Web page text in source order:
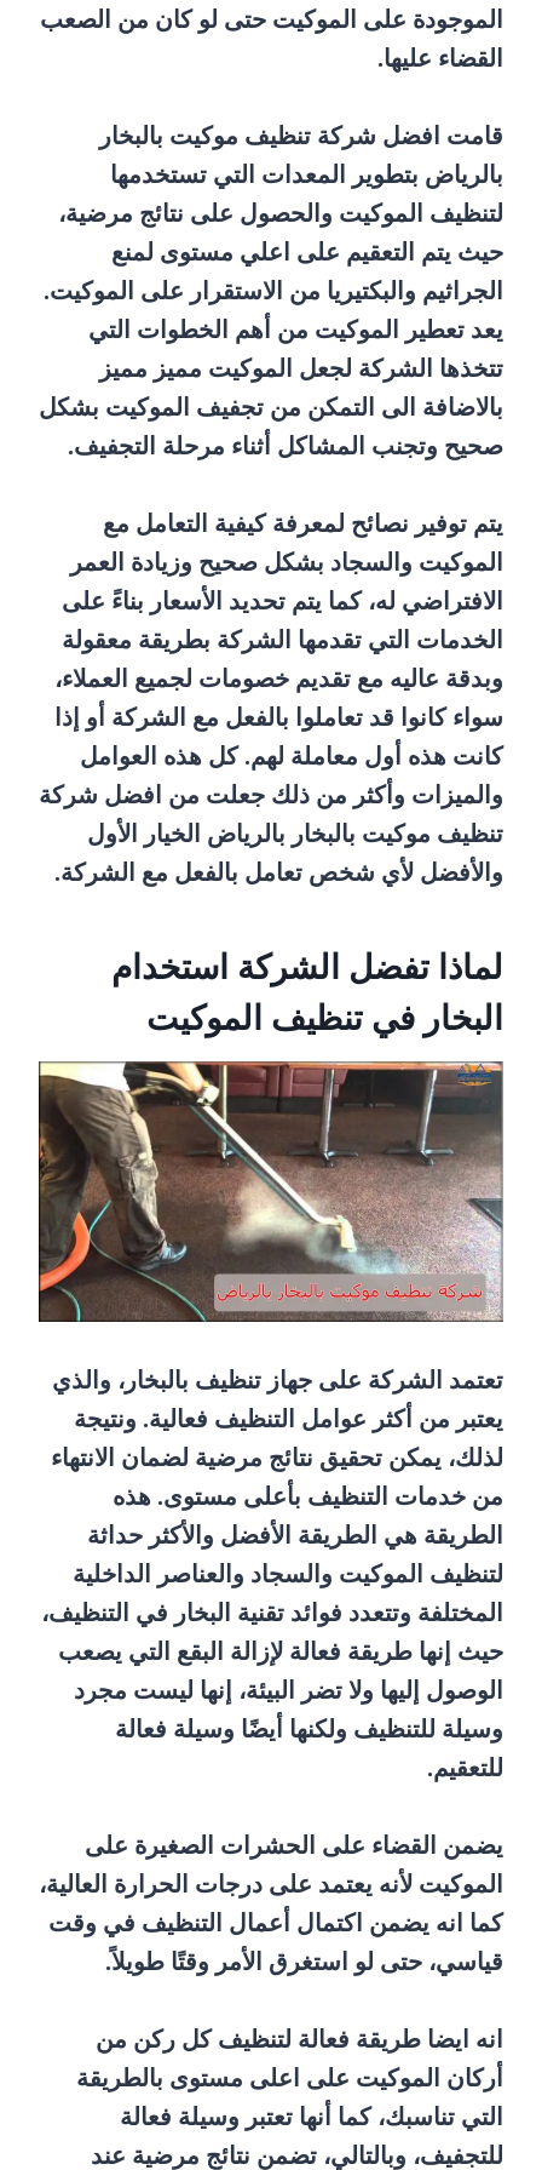
الموجودة على الموكيت حتى لو كان من الصعب
القضاء عليها.
قامت افضل شركة تنظيف موكيت بالبخار
بالرياض بتطوير المعدات التي تستخدمها
لتنظيف الموكيت والحصول على نتائج مرضية،
حيث يتم التعقيم على اعلي مستوى لمنع
الجراثيم والبكتيريا من الاستقرار على الموكيت.
يعد تعطير الموكيت من أهم الخطوات التي
تتخذها الشركة لجعل الموكيت مميز مميز
بالاضافة الى التمكن من تجفيف الموكيت بشكل
صحيح وتجنب المشاكل أثناء مرحلة التجفيف.
يتم توفير نصائح لمعرفة كيفية التعامل مع
الموكيت والسجاد بشكل صحيح وزيادة العمر
الافتراضي له، كما يتم تحديد الأسعار بناءً على
الخدمات التي تقدمها الشركة بطريقة معقولة
وبدقة عاليه مع تقديم خصومات لجميع العملاء،
سواء كانوا قد تعاملوا بالفعل مع الشركة أو إذا
كانت هذه أول معاملة لهم. كل هذه العوامل
والميزات وأكثر من ذلك جعلت من افضل شركة
تنظيف موكيت بالبخار بالرياض الخيار الأول
والأفضل لأي شخص تعامل بالفعل مع الشركة.
لماذا تفضل الشركة استخدام
البخار في تنظيف الموكيت
تعتمد الشركة على جهاز تنظيف بالبخار، والذي
يعتبر من أكثر عوامل التنظيف فعالية. ونتيجة
لذلك، يمكن تحقيق نتائج مرضية لضمان الانتهاء
من خدمات التنظيف بأعلى مستوى. هذه
الطريقة هي الطريقة الأفضل والأكثر حداثة
لتنظيف الموكيت والسجاد والعناصر الداخلية
المختلفة وتتعدد فوائد تقنية البخار في التنظيف،
حيث إنها طريقة فعالة لإزالة البقع التي يصعب
الوصول إليها ولا تضر البيئة، إنها ليست مجرد
وسيلة للتنظيف ولكنها أيضًا وسيلة فعالة
للتعقيم.
يضمن القضاء على الحشرات الصغيرة على
الموكيت لأنه يعتمد على درجات الحرارة العالية،
كما انه يضمن اكتمال أعمال التنظيف في وقت
قياسي، حتى لو استغرق الأمر وقتًا طويلاً.
انه ايضا طريقة فعالة لتنظيف كل ركن من
أركان الموكيت على اعلى مستوى بالطريقة
التي تناسبك، كما أنها تعتبر وسيلة فعالة
للتجفيف، وبالتالي، تضمن نتائج مرضية عند